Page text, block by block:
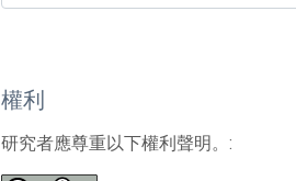
權利
研究者應尊重以下權利聲明。: